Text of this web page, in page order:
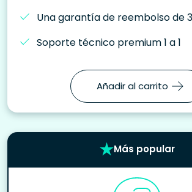
Una garantía de reembolso de
Soporte técnico premium 1 a 1
Añadir al carrito
Más popular